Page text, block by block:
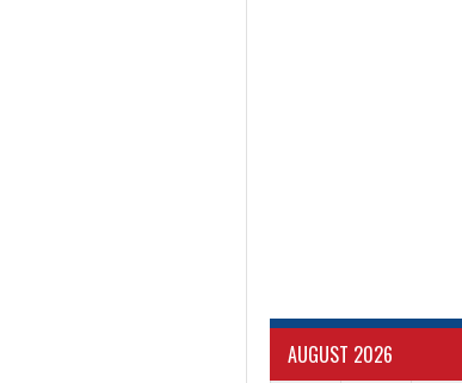
AUGUST 2026